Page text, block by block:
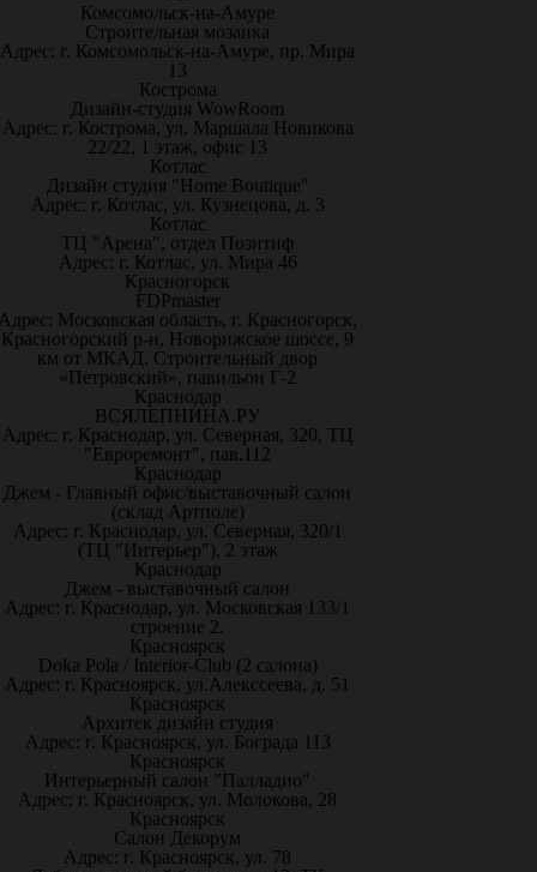
Комсомольск-на-Амуре
Строительная мозаика
Адрес: г. Комсомольск-на-Амуре, пр. Мира
13
Кострома
Дизайн-студия WowRoom
Адрес: г. Кострома, ул. Маршала Новикова
22/22, 1 этаж, офис 13
Котлас
Дизайн студия "Home Boutique"
Адрес: г. Котлас, ул. Кузнецова, д. 3
Котлас
ТЦ "Арена", отдел Позитиф
Адрес: г. Котлас, ул. Мира 46
Красногорск
FDPmaster
Московская область, г. Красногорск,
Красногорский р-н, Новорижское шоссе, 9
км от МКАД. Строительный двор
«Петровский», павильон Г-2
Краснодар
ВСЯЛЕПНИНА.РУ
Адрес: г. Краснодар, ул. Северная, 320, ТЦ
"Евроремонт", пав.112
Краснодар
Джем - Главный офис/выставочный салон
(склад Артполе)
Адрес: г. Краснодар, ул. Северная, 320/1
(ТЦ "Интерьер"), 2 этаж
Краснодар
Джем - выставочный салон
Адрес: г. Краснодар, ул. Московская 133/1
строение 2.
Красноярск
Doka Pola / Interior-Club (2 салона)
Адрес: г. Красноярск, ул.Алекссеева, д. 51
Красноярск
Архитек дизайн студия
Адрес: г. Красноярск, ул. Бограда 113
Красноярск
Интерьерный салон "Палладио"
Адрес: г. Красноярск, ул. Молокова, 28
Красноярск
Салон Декорум
Адрес: г. Красноярск, ул. 78